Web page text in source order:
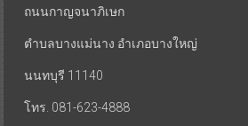
ถนนกาญจนาภิเษก
ตำบลบางแม่นาง อำเภอบางใหญ่
นนทบุรี 11140
โทร. 081-623-4888